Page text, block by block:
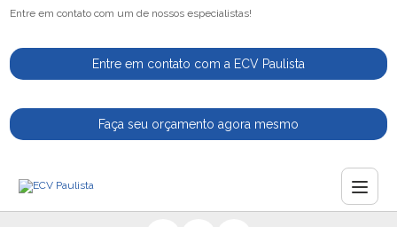
Entre em contato com um de nossos especialistas!
Entre em contato com a ECV Paulista
Faça seu orçamento agora mesmo